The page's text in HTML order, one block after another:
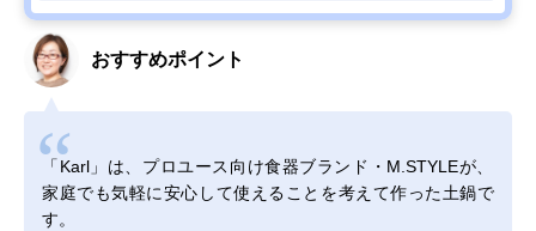
おすすめポイント
「Karl」は、プロユース向け食器ブランド・M.STYLEが、
家庭でも気軽に安心して使えることを考えて作った土鍋で
す。